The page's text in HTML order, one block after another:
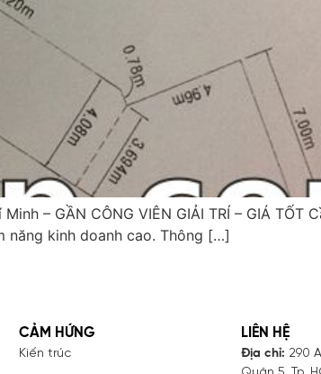
– GẦN CÔNG VIÊN GIẢI TRÍ – GIÁ TỐT
năng kinh doanh cao. Thông […]
CẢM HỨNG
Kiến trúc
LIÊN HỆ
Địa chỉ: 290